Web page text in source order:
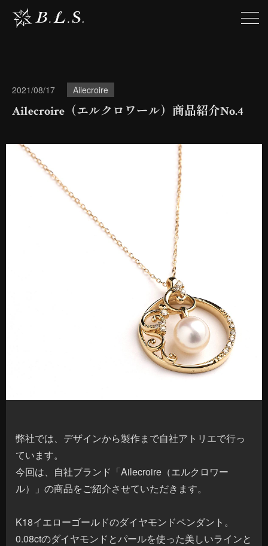
2021/08/17 Ailecroire
Ailecroire（エルクロワール）商品紹介No.4
弊社では、デザインから製作まで自社アトリエで行っ
ています。
今回は、自社ブランド「Ailecroire（エルクロワー
ル）」の商品をご紹介させていただきます。
K18イエローゴールドのダイヤモンドペンダント。
0.08ctのダイヤモンドとパールを使った美しいラインと